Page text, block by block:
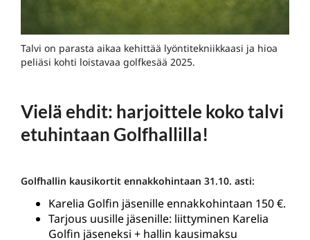
Talvi on parasta aikaa kehittää lyöntitekniikkaasi ja hioa
peliäsi kohti loistavaa golfkesää 2025.
Vielä ehdit: harjoittele koko talvi
etuhintaan Golfhallilla!
Golfhallin kausikortit ennakkohintaan 31.10. asti:
Karelia Golfin jäsenille ennakkohintaan 150 €.
Tarjous uusille jäsenille: liittyminen Karelia
Golfin jäseneksi + hallin kausimaksu